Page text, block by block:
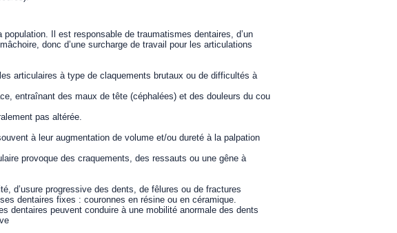
Il est responsable de traumatismes dentaires, d’un
donc d’une surcharge de travail pour les articulations
articulaires à type de claquements brutaux ou de difficultés à
entraînant des maux de tête (céphalées) et des douleurs du cou
pas altérée.
à leur augmentation de volume et/ou dureté à la palpation
provoque des craquements, des ressauts ou une gêne à
d’usure progressive des dents, de fêlures ou de fractures
dentaires fixes : couronnes en résine ou en céramique.
dentaires peuvent conduire à une mobilité anormale des dents